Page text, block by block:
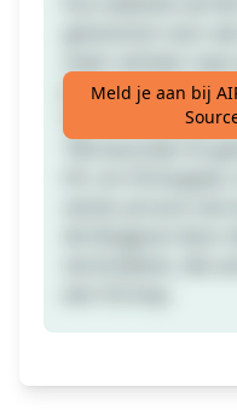
Je kunt
het AI-model
Meld je aan bij